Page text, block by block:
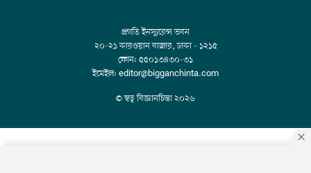
প্রগতি ইনস্যুরেন্স ভবন
২০-২১ কারওয়ান বাজার, ঢাকা - ১২১৫
ফোন: ৫৫০১৩৪৩০-৩১
ইমেইল: editor@bigganchinta.com
© স্বত্ব বিজ্ঞানচিন্তা২০২৬